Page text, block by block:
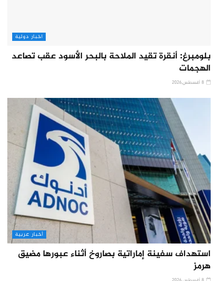
اخبار دولية
بلومبرغ: أنقرة تقيد الملاحة بالبحر الأسود عقب تصاعد
الهجمات
أخبار عربية
استهداف سفينة إماراتية بصاروخ أثناء عبورها مضيق
هرمز